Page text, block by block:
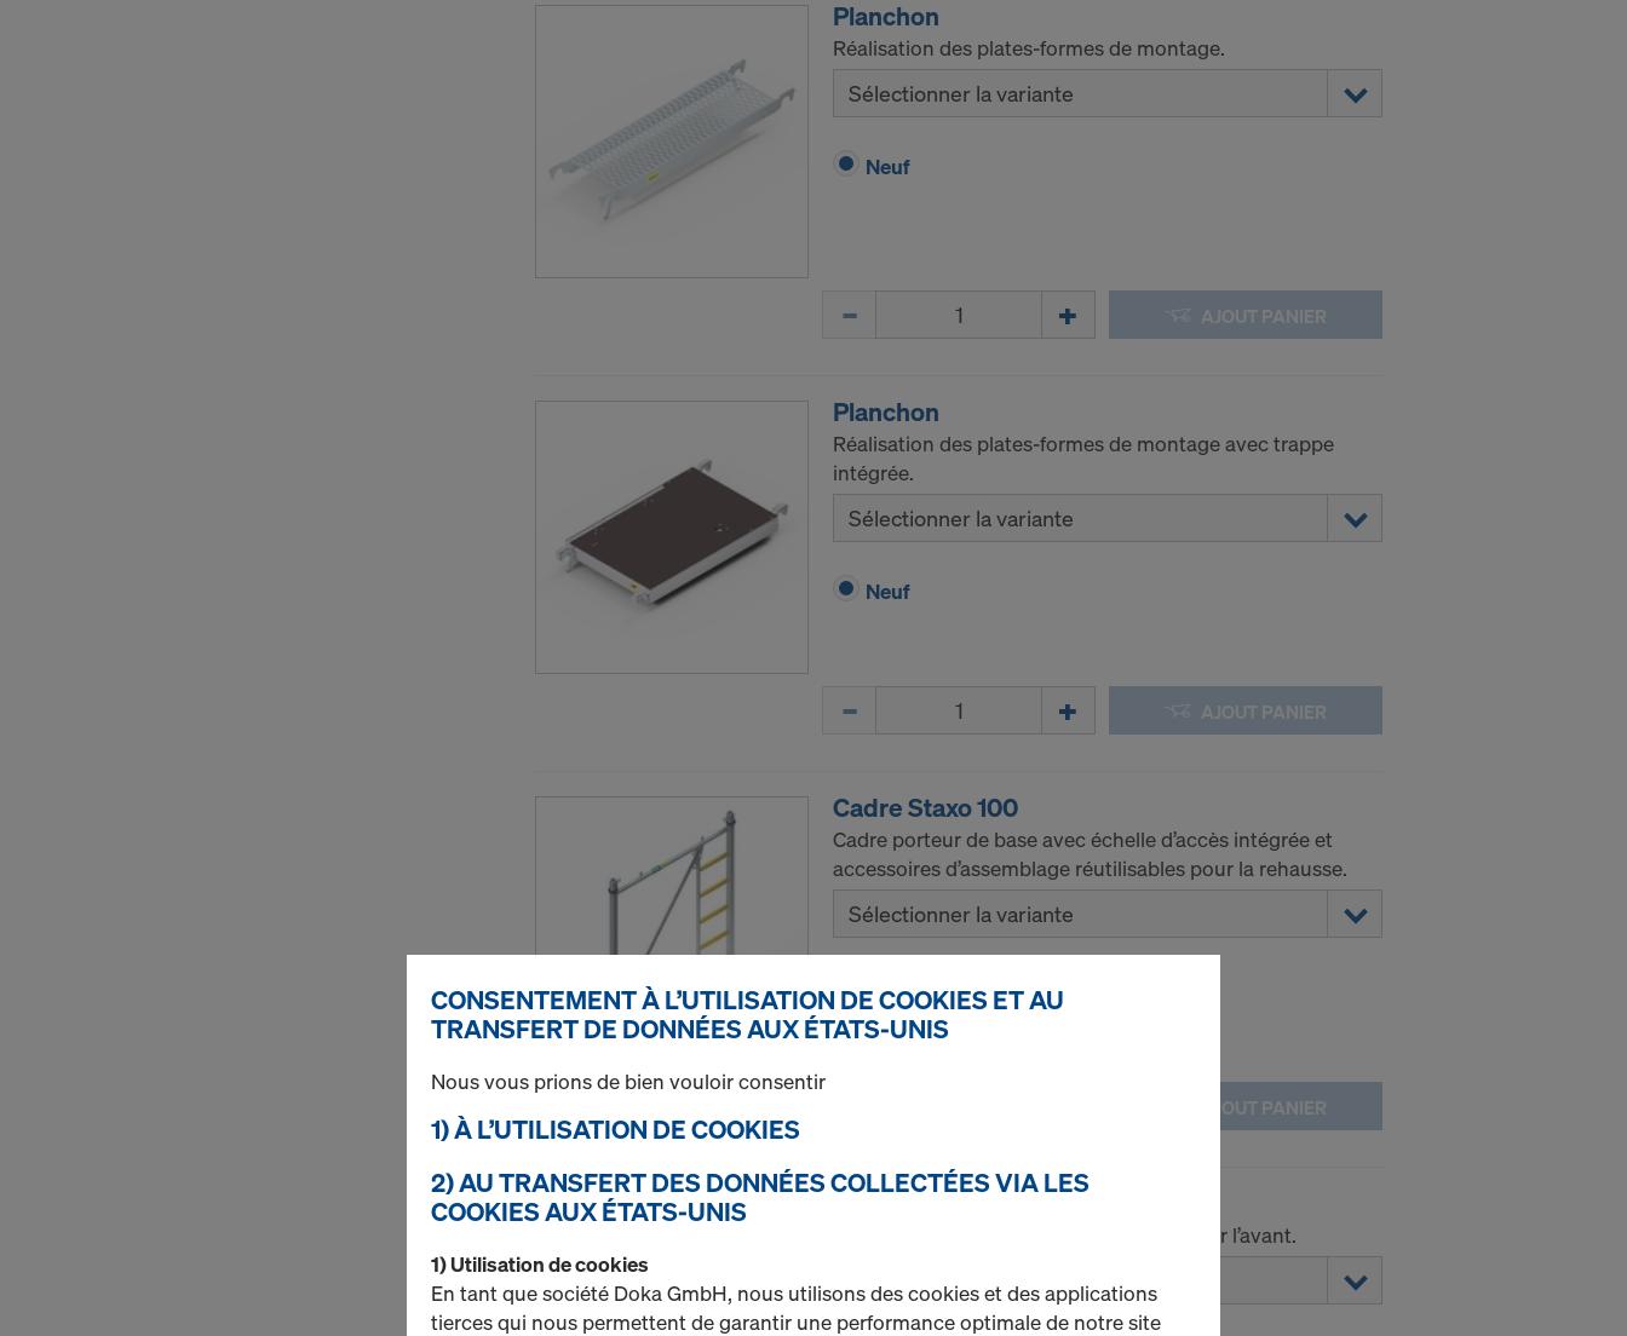
Planchon
Réalisation des plates-formes de montage.
Sélectionner la variante
Neuf
AJOUT PANIER
Planchon
Réalisation des plates-formes de montage avec trappe
intégrée.
Sélectionner la variante
Neuf
AJOUT PANIER
Cadre Staxo 100
Cadre porteur de base avec échelle d’accès intégrée et
accessoires d’assemblage réutilisables pour la rehausse.
Sélectionner la variante
Neuf
Quantité AJOUT PANIER
Fermeture d'extrémité Staxo
Réalisation de délimitations de sécurité sur l’avant.
Sélectionner la variante
CONSENTEMENT À L’UTILISATION DE COOKIES ET AU
TRANSFERT DE DONNÉES AUX ÉTATS-UNIS
Nous vous prions de bien vouloir consentir
1) À L’UTILISATION DE COOKIES
2) AU TRANSFERT DES DONNÉES COLLECTÉES VIA LES
COOKIES AUX ÉTATS-UNIS
1) Utilisation de cookies
En tant que société Doka GmbH, nous utilisons des cookies et des applications
tierces qui nous permettent de garantir une performance optimale de notre site